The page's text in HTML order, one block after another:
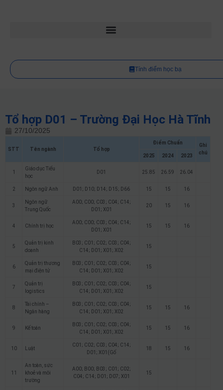
Tính điểm học bạ
Tổ hợp D01 – Trường Đại Học Hà Tĩnh
27/10/2025
STT Tên ngành Tổ hợp
Điểm Chuẩn
Ghi
chú
2025 2024 2023
1
Giáo dục Tiểu
học
D01 25.85 26.59 26.04
2 Ngôn ngữ Anh D01; D10; D14; D15; D66 15 15 16
3
Ngôn ngữ
Trung Quốc
A00; C00; C03; C04; C14;
D01; X01
20 15 16
4 Chính trị học
A00; C00; C03; C04; C14;
D01; X01
15 15 16
5
Quản trị kinh
doanh
B03; C01; C02; C03; C04;
C14; D01; X01; X02
15
6
Quản trị thương
mại điện tử
B03; C01; C02; C03; C04;
C14; D01; X01; X02
15
7
Quản trị
logistics
B03; C01; C02; C03; C04;
C14; D01; X01; X02
15
8
Tài chính –
Ngân hàng
B03; C01; C02; C03; C04;
C14; D01; X01; X02
15 15 16
9 Kế toán
B03; C01; C02; C03; C04;
C14; D01; X01; X02
15 15 16
10 Luật
C01; C02; C03; C04; C14;
D01; X01(Gố
18 15 16
11
An toàn, sức
khoẻ và môi
trường
A00; B00; B03; C01; C02;
C04; C14; D01; D07; X01
15